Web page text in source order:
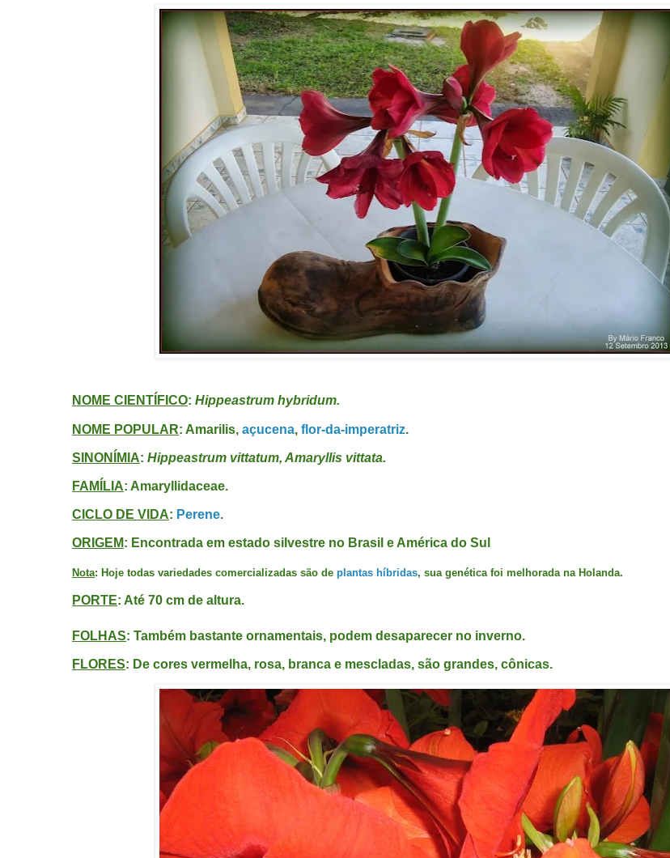
NOME CIENTÍFICO: Hippeastrum hybridum.
NOME POPULAR: Amarilis, açucena, flor-da-imperatriz.
SINONÍMIA: Hippeastrum vittatum, Amaryllis vittata.
FAMÍLIA: Amaryllidaceae.
CICLO DE VIDA: Perene.
ORIGEM: Encontrada em estado silvestre no Brasil e América do Sul
Nota: Hoje todas variedades comercializadas são de plantas híbridas, sua genética foi melhorada na Holanda.
PORTE: Até 70 cm de altura.
FOLHAS: Também bastante ornamentais, podem desaparecer no inverno.
FLORES: De cores vermelha, rosa, branca e mescladas, são grandes, cônicas.